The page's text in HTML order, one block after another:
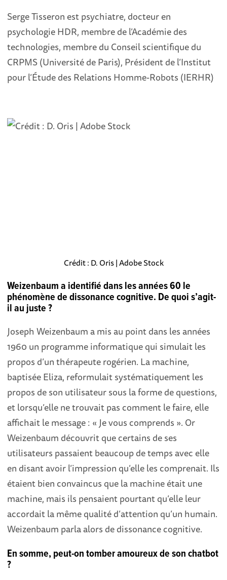
Serge Tisseron est psychiatre, docteur en
psychologie HDR, membre de l’Académie des
technologies, membre du Conseil scientifique du
CRPMS (Université de Paris), Président de l’Institut
pour l’Étude des Relations Homme-Robots (IERHR)
Crédit : D. Oris | Adobe Stock
Weizenbaum a identifié dans les années 60 le
phénomène de dissonance cognitive. De quoi s’agit-
il au juste ?
Joseph Weizenbaum a mis au point dans les années
1960 un programme informatique qui simulait les
propos d’un thérapeute rogérien. La machine,
baptisée Eliza, reformulait systématiquement les
propos de son utilisateur sous la forme de questions,
et lorsqu’elle ne trouvait pas comment le faire, elle
affichait le message : « Je vous comprends ». Or
Weizenbaum découvrit que certains de ses
utilisateurs passaient beaucoup de temps avec elle
en disant avoir l’impression qu’elle les comprenait. Ils
étaient bien convaincus que la machine était une
machine, mais ils pensaient pourtant qu’elle leur
accordait la même qualité d’attention qu’un humain.
Weizenbaum parla alors de dissonance cognitive.
En somme, peut-on tomber amoureux de son chatbot
?